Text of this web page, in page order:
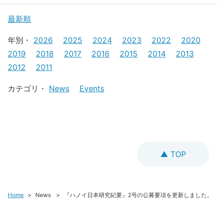
最新順
年別・ 2026 2025 2024 2023 2022
2020
2019
2018 2017 2016 2015 2014
2013
2012
2011
カテゴリ・ News Events
TOP
Home News 『ハノイ日本研究紀要』2号の公募要項を更新しました。